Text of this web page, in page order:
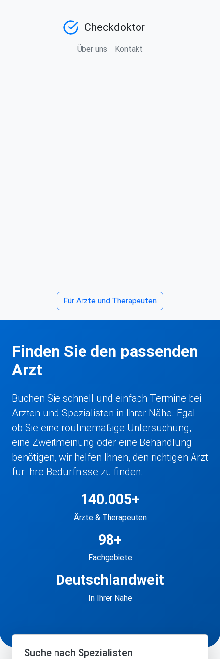
Checkdoktor
Über uns Kontakt
Für Ärzte und Therapeuten
Finden Sie den passenden
Arzt
Buchen Sie schnell und einfach Termine bei
Ärzten und Spezialisten in Ihrer Nähe. Egal
ob Sie eine routinemäßige Untersuchung,
eine Zweitmeinung oder eine Behandlung
benötigen, wir helfen Ihnen, den richtigen Arzt
für Ihre Bedürfnisse zu finden.
140.005+
Ärzte & Therapeuten
98+
Fachgebiete
Deutschlandweit
In Ihrer Nähe
Suche nach Spezialisten